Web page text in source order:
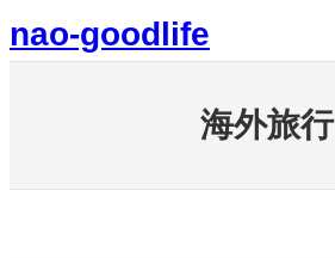
容
を
nao-goodlife
海外旅行